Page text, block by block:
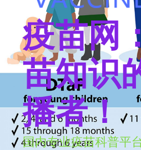
疫苗网
苗知识
播者！
国内专业疫苗科普平